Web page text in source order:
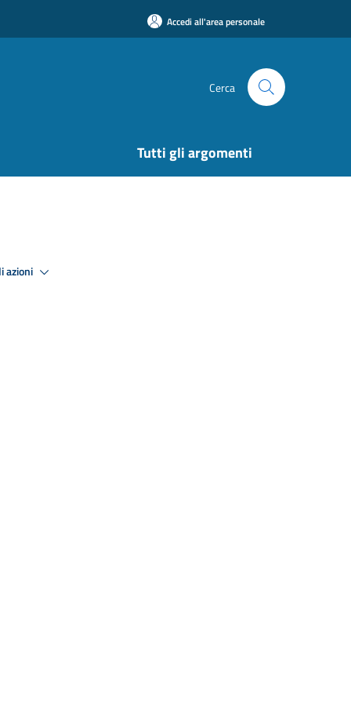
Accedi all'area personale
Cerca
Tutti gli argomenti
azioni